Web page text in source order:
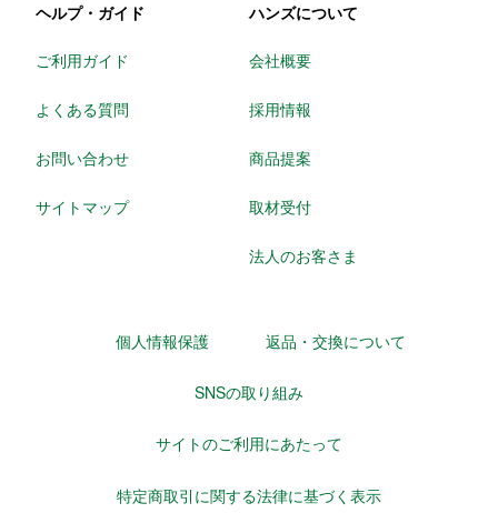
ヘルプ・ガイド
ご利用ガイド
よくある質問
お問い合わせ
サイトマップ
ハンズについて
会社概要
採用情報
商品提案
取材受付
法人のお客さま
個人情報保護 返品・交換について
SNSの取り組み
サイトのご利用にあたって
特定商取引に関する法律に基づく表示